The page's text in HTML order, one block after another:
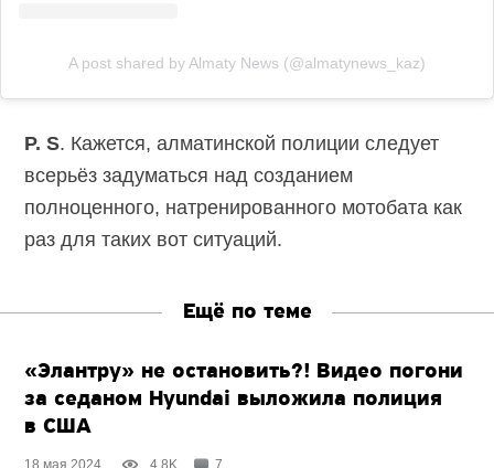
A post shared by Almaty News (@almatynews_kaz)
P. S. Кажется, алматинской полиции следует
всерьёз задуматься над созданием
полноценного, натренированного мотобата как
раз для таких вот ситуаций.
Ещё по теме
«Элантру» не остановить?! Видео погони
за седаном Hyundai выложила полиция
в США
18 мая 2024 4.8K 7